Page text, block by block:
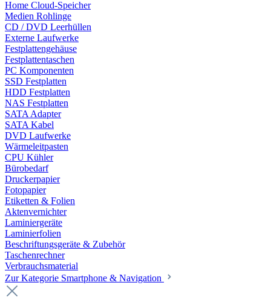
Home Cloud-Speicher
Medien Rohlinge
CD / DVD Leerhüllen
Externe Laufwerke
Festplattengehäuse
Festplattentaschen
PC Komponenten
SSD Festplatten
HDD Festplatten
NAS Festplatten
SATA Adapter
SATA Kabel
DVD Laufwerke
Wärmeleitpasten
CPU Kühler
Bürobedarf
Druckerpapier
Fotopapier
Etiketten & Folien
Aktenvernichter
Laminiergeräte
Laminierfolien
Beschriftungsgeräte & Zubehör
Taschenrechner
Verbrauchsmaterial
Zur Kategorie Smartphone & Navigation